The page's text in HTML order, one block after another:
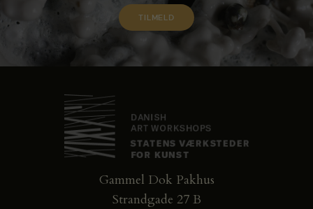
Gammel Dok Pakhus
Strandgade 27 B